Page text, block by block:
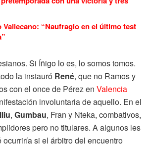
Vallecano: “Naufragio en el último test
Si Íñigo lo es, lo somos tomos.
la instauró René, que no Ramos y
con el once de Pérez en Valencia
involuntaria de aquello. En el
, Gumbau, Fran y Nteka, combativos,
pero no titulares. A algunos les
ocurriría si el árbitro del encuentro